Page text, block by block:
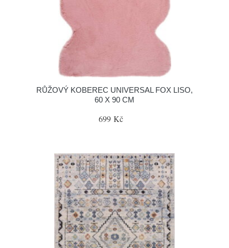
RŮŽOVÝ KOBEREC UNIVERSAL FOX LISO,
60 X 90 CM
699 Kč